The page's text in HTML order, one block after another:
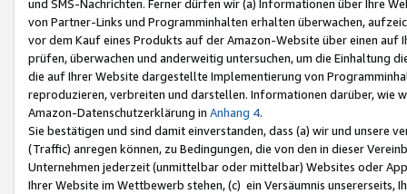
und SMS-Nachrichten. Ferner dürfen wir (a) Informationen über Ihre
von Partner-Links und Programminhalten erhalten überwachen,
vor dem Kauf eines Produkts auf der Amazon-Website über einen
prüfen, überwachen und anderweitig untersuchen, um die Einhaltung
die auf Ihrer Website dargestellte Implementierung von
reproduzieren, verbreiten und darstellen. Informationen darüber, wie
Amazon-Datenschutzerklärung in Anhang 4.
Sie bestätigen und sind damit einverstanden, dass (a) wir und
(Traffic) anregen können, zu Bedingungen, die von den in dieser
Unternehmen jederzeit (unmittelbar oder mittelbar) Websites oder
Ihrer Website im Wettbewerb stehen, (c) ein Versäumnis unsererseits,